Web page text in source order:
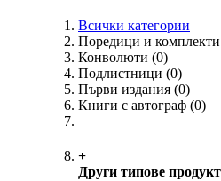
Всички категории
Поредици и комплекти
Конволюти (0)
Подлистници (0)
Първи издания (0)
Книги с автограф (0)
+
Други типове